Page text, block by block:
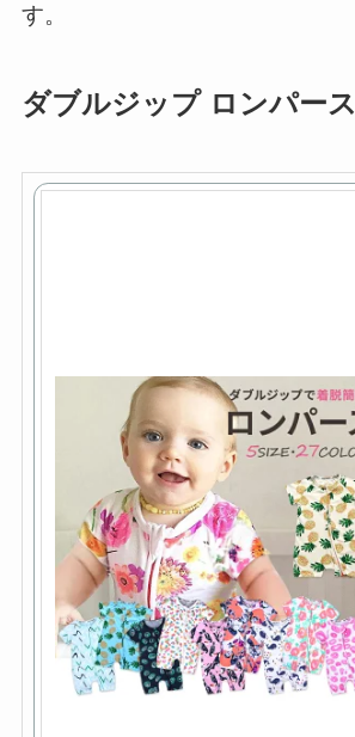
す。
ダブルジップ ロンパース